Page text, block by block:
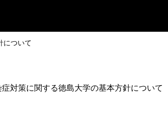
について
対策に関する徳島大学の基本方針について